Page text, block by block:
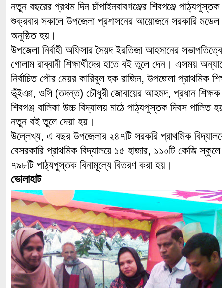
নতুন বছরের প্রথম দিন চাঁপাইনবাবগঞ্জের শিবগঞ্জে
শুক্রবার সকালে উপজেলা প্রশাসনের আয়োজনে সরকারি
অনুষ্ঠিত হয়।
উপজেলা নির্বাহী অফিসার সৈয়দ ইরতিজা আহসানের
গোলাম রাব্বানী শিক্ষার্থীদের হাতে বই তুলে দেন। এসময়
নির্বাচিত পৌর মেয়র কারিবুল হক রাজিন, উপজেলা প্রাথমিক
ভূঁইঞা, ওসি (তদন্ত) চৌধুরী জোবায়ের আহমদ, প্রধান
শিবগঞ্জ বালিকা উচ্চ বিদ্যালয় মাঠে পাঠ্যপুস্তক দিবস পালিত
নতুন বই তুলে দেয়া হয়।
উল্লেখ্য, এ বছর উপজেলার ২৪৭টি সরকরি প্রাথমিক
বেসরকারি প্রাথমিক বিদ্যালয়ে ১৫ হাজার, ১১০টি কেজি
৭৯৮টি পাঠ্যপুস্তক বিনামূল্যে বিতরণ করা হয়।
ভোলাহাট